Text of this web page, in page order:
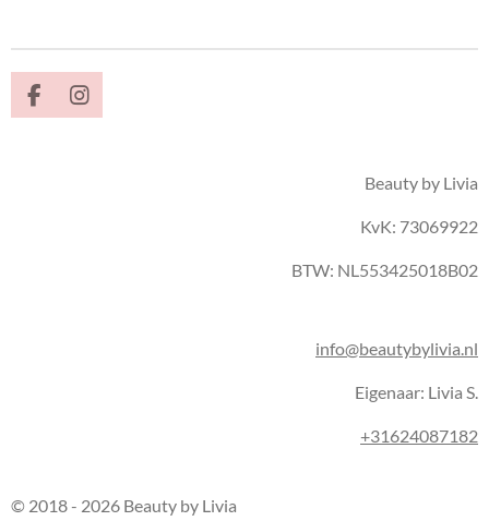
F
a
I
n
Beauty by Livia
KvK: 73069922
BTW: NL553425018B02
info@beautybylivia.nl
Eigenaar: Livia S.
+31624087182
© 2018 - 2026 Beauty by Livia